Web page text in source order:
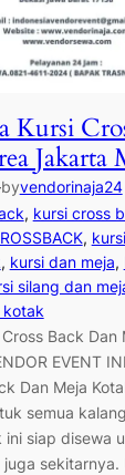
Kursi
Jakarta
byvendorinaja24
, kursi cross
,
, kursi dan meja,
silang dan
kotak
Back Dan
EVENT
Dan Meja
semua
siap disewa
sekitarnya.